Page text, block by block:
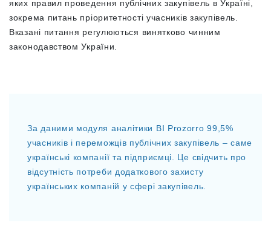
яких правил проведення публічних закупівель в Україні,
зокрема питань пріоритетності учасників закупівель.
Вказані питання регулюються винятково чинним
законодавством України.
За даними модуля аналітики BI Prozorro 99,5%
учасників і переможців публічних закупівель – саме
українські компанії та підприємці. Це свідчить про
відсутність потреби додаткового захисту
українських компаній у сфері закупівель.